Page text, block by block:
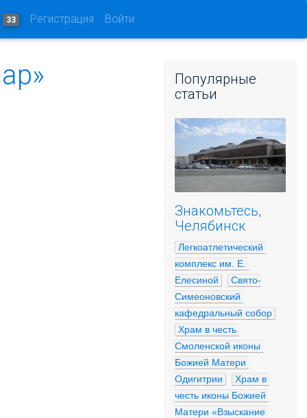
33 Регистрация Войти
Популярные
статьи
Знакомьтесь,
Челябинск
Легкоатлетический
комплекс им. Е.
Елесиной
Свято-
Симеоновский
кафедральный собор
Храм в честь
Смоленской иконы
Божией Матери
Одигитрии
Храм в
честь иконы Божией
Матери «Взыскание